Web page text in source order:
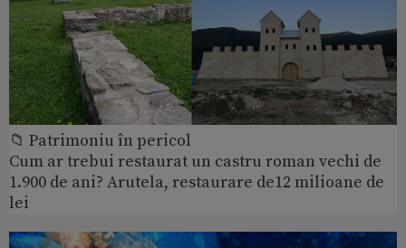
📁 Patrimoniu în pericol
Cum ar trebui restaurat un castru roman vechi de
1.900 de ani? Arutela, restaurare de12 milioane de
lei